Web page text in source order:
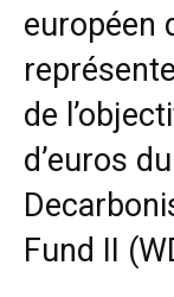
européen
de
d’euros
Fund II